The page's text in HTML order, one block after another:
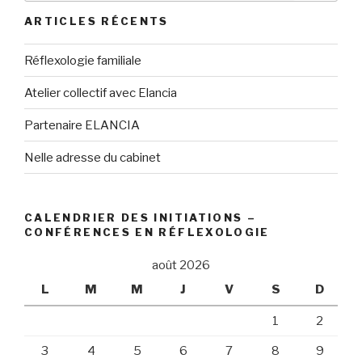
ARTICLES RÉCENTS
Réflexologie familiale
Atelier collectif avec Elancia
Partenaire ELANCIA
Nelle adresse du cabinet
CALENDRIER DES INITIATIONS –
CONFÉRENCES EN RÉFLEXOLOGIE
août 2026
L
M M J V S D
1 2
3 4 5 6 7 8 9